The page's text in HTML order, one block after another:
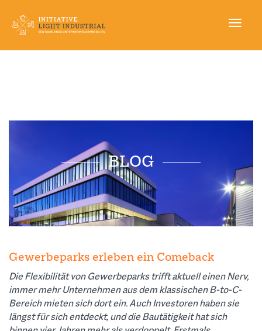
BLOG
Gewerbeparks erleben ein Comeback
Die Flexibilität von Gewerbeparks trifft aktuell einen Nerv,
immer mehr Unternehmen aus dem klassischen B-to-C-
Bereich mieten sich dort ein. Auch Investoren haben sie
längst für sich entdeckt, und die Bautätigkeit hat sich